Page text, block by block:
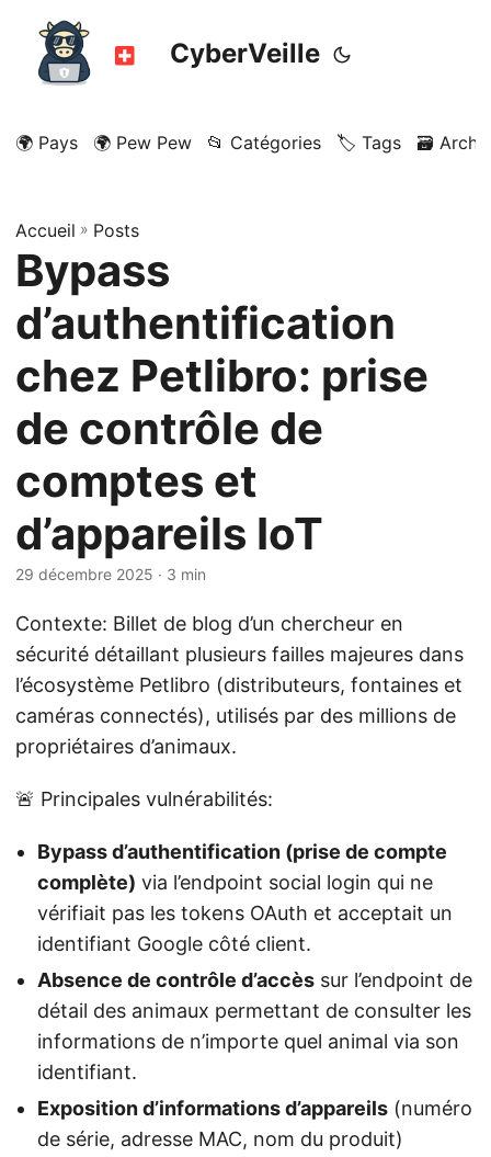
CyberVeille
🌍 Pays 🌍 Pew Pew 📂 Catégories 🏷️ Tags 🗃️
Accueil » Posts
Bypass
d’authentification
chez Petlibro: prise
de contrôle de
comptes et
d’appareils IoT
29 décembre 2025 · 3 min
Contexte: Billet de blog d’un chercheur en
sécurité détaillant plusieurs failles majeures dans
l’écosystème Petlibro (distributeurs, fontaines et
caméras connectés), utilisés par des millions de
propriétaires d’animaux.
🚨 Principales vulnérabilités:
Bypass d’authentification (prise de compte
complète) via l’endpoint social login qui ne
vérifiait pas les tokens OAuth et acceptait un
identifiant Google côté client.
Absence de contrôle d’accès sur l’endpoint de
détail des animaux permettant de consulter les
informations de n’importe quel animal via son
identifiant.
Exposition d’informations d’appareils (numéro
de série, adresse MAC, nom du produit)